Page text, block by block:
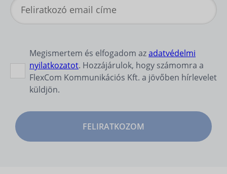
Megismertem és elfogadom azadatvédelmi
nyilatkozatot. Hozzájárulok, hogy számomra a
FlexCom Kommunikációs Kft. a jövőben hírlevelet
küldjön.
FELIRATKOZOM